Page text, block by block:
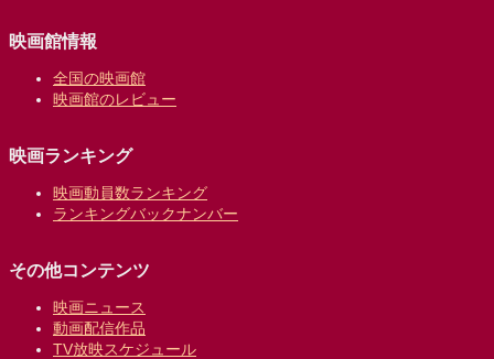
映画館情報
全国の映画館
映画館のレビュー
映画ランキング
映画動員数ランキング
ランキングバックナンバー
その他コンテンツ
映画ニュース
動画配信作品
TV放映スケジュール